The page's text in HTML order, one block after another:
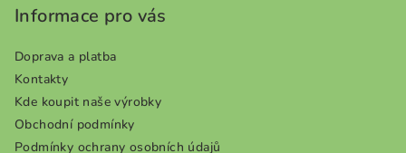
Informace pro vás
Doprava a platba
Kontakty
Kde koupit naše výrobky
Obchodní podmínky
Podmínky ochrany osobních údajů